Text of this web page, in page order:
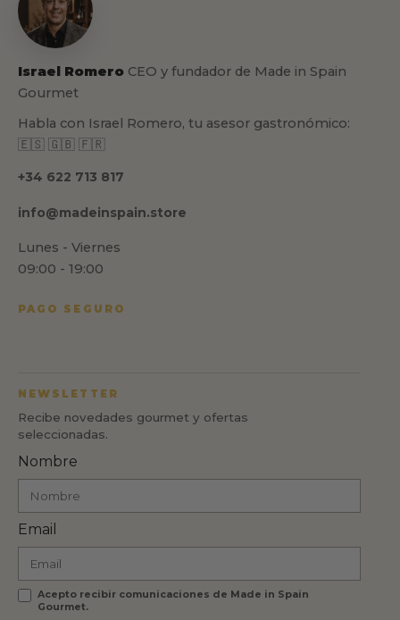
Israel Romero CEO y fundador de Made in Spain
Gourmet
Habla con Israel Romero, tu asesor gastronómico:
🇪🇸 🇬🇧 🇫🇷
+34 622 713 817
info@madeinspain.store
Lunes - Viernes
09:00 - 19:00
PAGO SEGURO
NEWSLETTER
Recibe novedades gourmet y ofertas
seleccionadas.
Nombre
Email
Acepto recibir comunicaciones de Made in Spain
Gourmet.